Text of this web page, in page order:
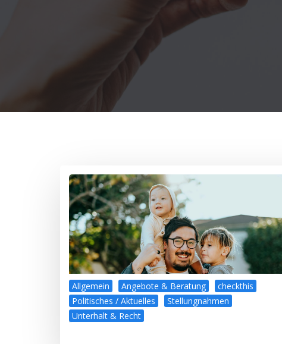
Allgemein Angebote & Beratung
checkthis
Politisches / Aktuelles
Stellungnahmen
Unterhalt & Recht